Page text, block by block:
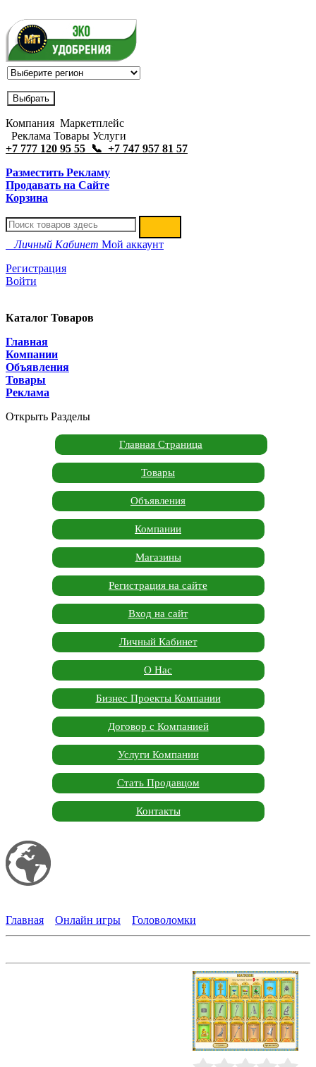
Компания Маркетплейс
Реклама Товары Услуги
+7 777 120 95 55 📞 +7 747 957 81 57
Разместить Рекламу
Продавать на Сайте
Корзина
Личный Кабинет Мой аккаунт
Регистрация
Войти
Каталог Товаров
Главная
Компании
Объявления
Товары
Реклама
Открыть Разделы
Главная Страница
Товары
Объявления
Компании
Магазины
Регистрация на сайте
Вход на сайт
Личный Кабинет
О Нас
Бизнес Проекты Компании
Договор с Компанией
Услуги Компании
Стать Продавцом
Контакты
Главная
Онлайн игры Головоломки